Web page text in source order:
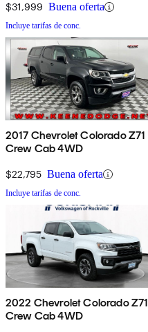
$31,999 Buena oferta
Incluye tarifas de conc.
2017 Chevrolet Colorado Z71
Crew Cab 4WD
$22,795 Buena oferta
Incluye tarifas de conc.
2022 Chevrolet Colorado Z71
Crew Cab 4WD